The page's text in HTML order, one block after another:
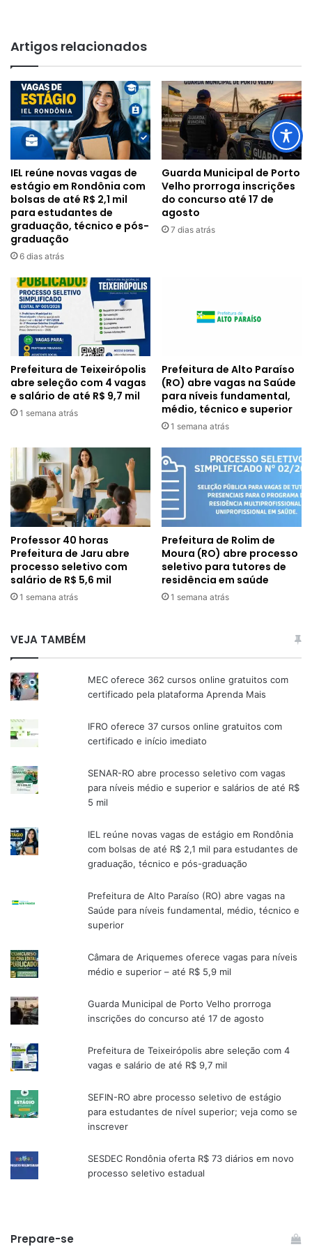
Artigos relacionados
IEL reúne novas vagas de
estágio em Rondônia com
bolsas de até R$ 2,1 mil
para estudantes de
graduação, técnico e pós-
graduação
6 dias atrás
Guarda Municipal de Porto
Velho prorroga inscrições
do concurso até 17 de
agosto
7 dias atrás
Prefeitura de Teixeirópolis
abre seleção com 4 vagas
e salário de até R$ 9,7 mil
1 semana atrás
Prefeitura de Alto Paraíso
(RO) abre vagas na Saúde
para níveis fundamental,
médio, técnico e superior
1 semana atrás
Professor 40 horas
Prefeitura de Jaru abre
processo seletivo com
salário de R$ 5,6 mil
1 semana atrás
Prefeitura de Rolim de
Moura (RO) abre processo
seletivo para tutores de
residência em saúde
1 semana atrás
VEJA TAMBÉM
MEC oferece 362 cursos online gratuitos com
certificado pela plataforma Aprenda Mais
IFRO oferece 37 cursos online gratuitos com
certificado e início imediato
SENAR-RO abre processo seletivo com vagas
para níveis médio e superior e salários de até R$
5 mil
IEL reúne novas vagas de estágio em Rondônia
com bolsas de até R$ 2,1 mil para estudantes de
graduação, técnico e pós-graduação
Prefeitura de Alto Paraíso (RO) abre vagas na
Saúde para níveis fundamental, médio, técnico e
superior
Câmara de Ariquemes oferece vagas para níveis
médio e superior – até R$ 5,9 mil
Guarda Municipal de Porto Velho prorroga
inscrições do concurso até 17 de agosto
Prefeitura de Teixeirópolis abre seleção com 4
vagas e salário de até R$ 9,7 mil
SEFIN-RO abre processo seletivo de estágio
para estudantes de nível superior; veja como se
inscrever
SESDEC Rondônia oferta R$ 73 diários em novo
processo seletivo estadual
Prepare-se